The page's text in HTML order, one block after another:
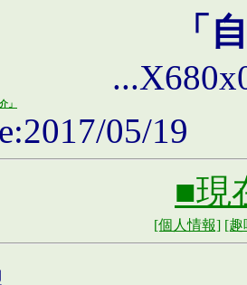
「
」
05/19
■現
[個人情報] [趣